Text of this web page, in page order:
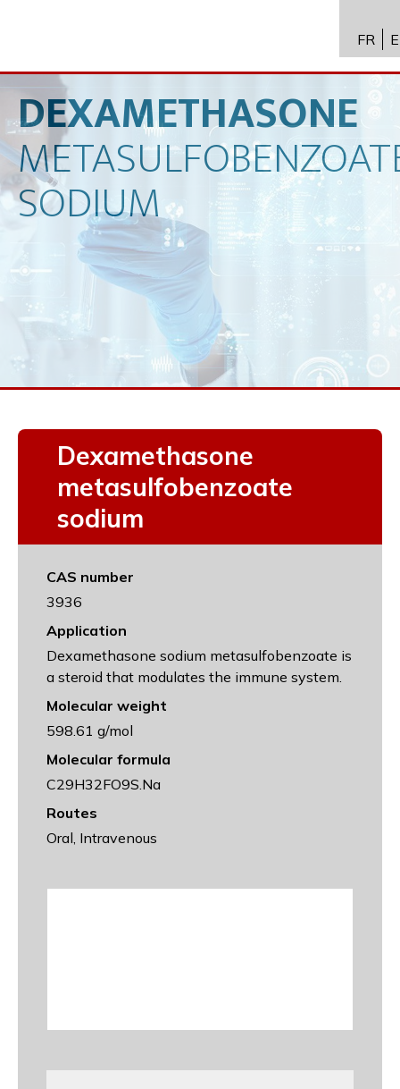
API 수
바이오
전문성
FR
DEXAMETHASONE
SODIUM
Dexamethasone
metasulfobenzoate
sodium
CAS number
3936
Application
Dexamethasone sodium metasulfobenzoate is
a steroid that modulates the immune system.
Molecular weight
598.61 g/mol
Molecular formula
C29H32FO9S.Na
Routes
Oral, Intravenous